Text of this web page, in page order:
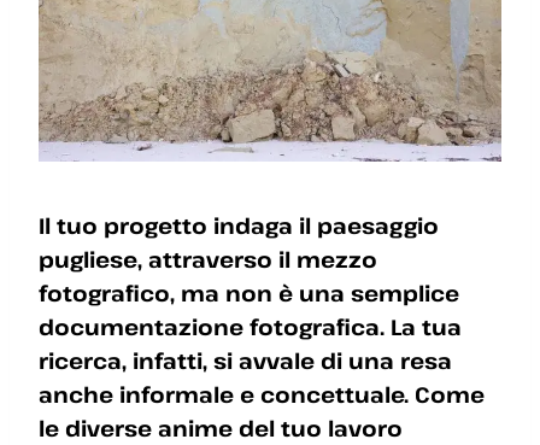
Il tuo progetto indaga il paesaggio
pugliese, attraverso il mezzo
fotografico, ma non è una semplice
documentazione fotografica. La tua
ricerca, infatti, si avvale di una resa
anche informale e concettuale. Come
le diverse anime del tuo lavoro